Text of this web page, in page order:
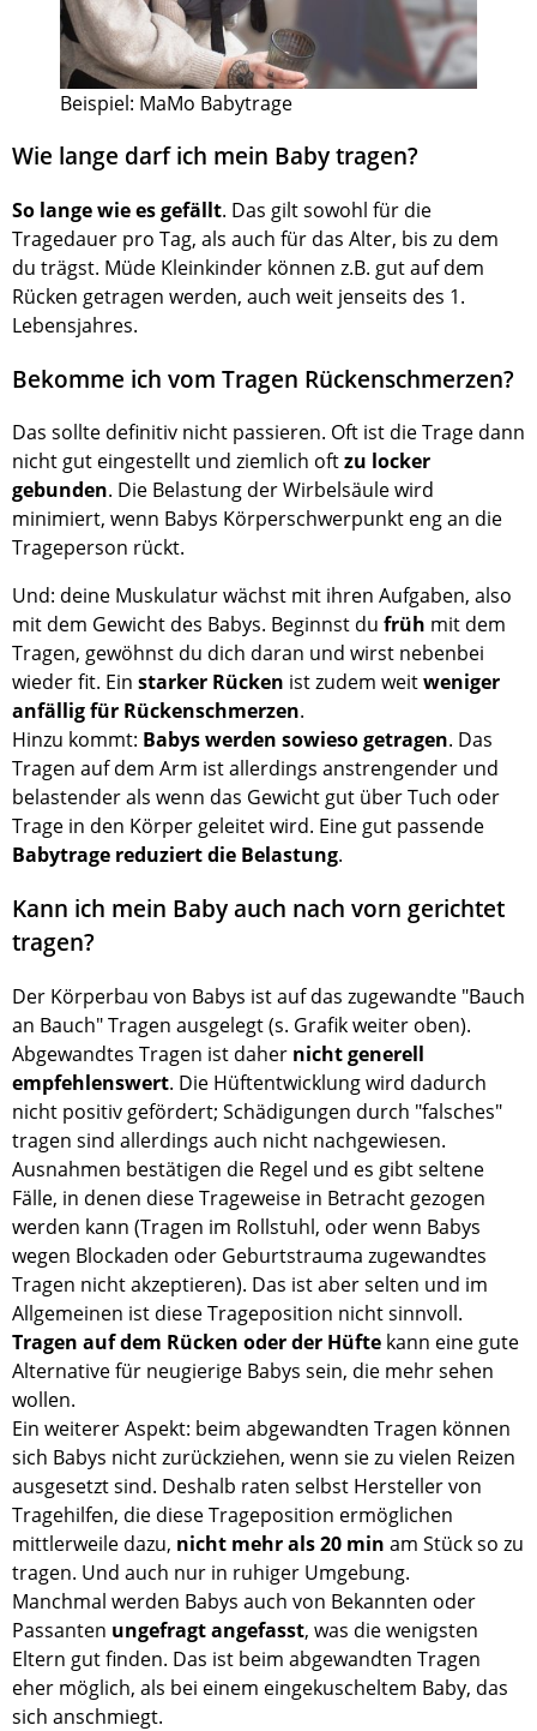
Beispiel: MaMo Babytrage
Wie lange darf ich mein Baby tragen?
So lange wie es gefällt. Das gilt sowohl für die
Tragedauer pro Tag, als auch für das Alter, bis zu dem
du trägst. Müde Kleinkinder können z.B. gut auf dem
Rücken getragen werden, auch weit jenseits des 1.
Lebensjahres.
Bekomme ich vom Tragen Rückenschmerzen?
Das sollte deﬁnitiv nicht passieren. Oft ist die Trage dann
nicht gut eingestellt und ziemlich oftzu locker
gebunden. Die Belastung der Wirbelsäule wird
minimiert, wenn Babys Körperschwerpunkt eng an die
Trageperson rückt.
Und: deine Muskulatur wächst mit ihren Aufgaben, also
mit dem Gewicht des Babys. Beginnst du früh mit dem
Tragen, gewöhnst du dich daran und wirst nebenbei
wieder ﬁt. Ein starker Rücken ist zudem weitweniger
anfällig für Rückenschmerzen.
Hinzu kommt: Babys werden sowieso getragen. Das
Tragen auf dem Arm ist allerdings anstrengender und
belastender als wenn das Gewicht gut über Tuch oder
Trage in den Körper geleitet wird. Eine gut passende
Babytrage reduziert die Belastung.
Kann ich mein Baby auch nach vorn gerichtet
tragen?
Der Körperbau von Babys ist auf das zugewandte "Bauch
an Bauch" Tragen ausgelegt (s. Graﬁk weiter oben).
Abgewandtes Tragen ist daher nicht generell
empfehlenswert. Die Hüftentwicklung wird dadurch
nicht positiv gefördert; Schädigungen durch "falsches"
tragen sind allerdings auch nicht nachgewiesen.
Ausnahmen bestätigen die Regel und es gibt seltene
Fälle, in denen diese Trageweise in Betracht gezogen
werden kann (Tragen im Rollstuhl, oder wenn Babys
wegen Blockaden oder Geburtstrauma zugewandtes
Tragen nicht akzeptieren). Das ist aber selten und im
Allgemeinen ist diese Trageposition nicht sinnvoll.
Tragen auf dem Rücken oder der Hüfte kann eine gute
Alternative für neugierige Babys sein, die mehr sehen
wollen.
Ein weiterer Aspekt: beim abgewandten Tragen können
sich Babys nicht zurückziehen, wenn sie zu vielen Reizen
ausgesetzt sind. Deshalb raten selbst Hersteller von
Tragehilfen, die diese Trageposition ermöglichen
mittlerweile dazu, nicht mehr als 20 min am Stück so zu
tragen. Und auch nur in ruhiger Umgebung.
Manchmal werden Babys auch von Bekannten oder
Passanten ungefragt angefasst, was die wenigsten
Eltern gut finden. Das ist beim abgewandten Tragen
eher möglich, als bei einem eingekuscheltem Baby, das
sich anschmiegt.